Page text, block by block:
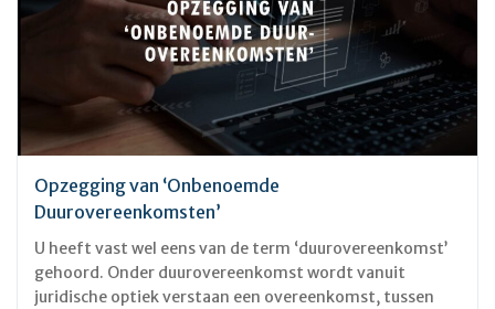
Opzegging van ‘Onbenoemde
Duurovereenkomsten’
U heeft vast wel eens van de term ‘duurovereenkomst’
gehoord. Onder duurovereenkomst wordt vanuit
juridische optiek verstaan een overeenkomst, tussen